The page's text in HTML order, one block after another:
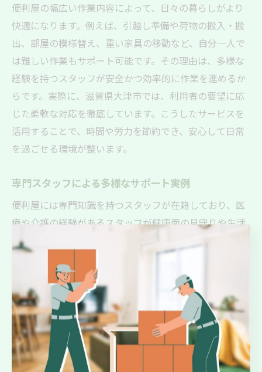
便利屋の幅広い作業内容によって、日々の暮らしがより
快適になります。例えば、引越し準備や荷物の搬入・搬
出、部屋の模様替え、重い家具の移動など、自分一人で
は難しい作業もサポート可能です。その理由は、多様な
経験を持つスタッフが安全かつ効率的に作業を進めるか
らです。実際に、滋賀県大津市では、利用者の要望に応
じた柔軟な対応を徹底しています。こうしたサービスを
活用することで、時間や労力を節約でき、安心して日常
を過ごせる環境が整います。
専門スタッフによる多様なサポート実例
便利屋には専門知識を持つスタッフが在籍しており、医
療や介護の経験があるスタッフが健康面の見守りや生活
相談もサポートできます。その理由は、専門性と経験を
活かして安全かつ的確な対応ができるからです。例え
ば、看護師歴27年のスタッフが健康面のアドバイスや高
齢者の見守りを行う実例があります。実際に、滋賀県大
津市の便利屋では、日々の困りごとから専門的なサポー
トまで幅広く対応し、利用者が安心して暮らせるよう支
援しています。